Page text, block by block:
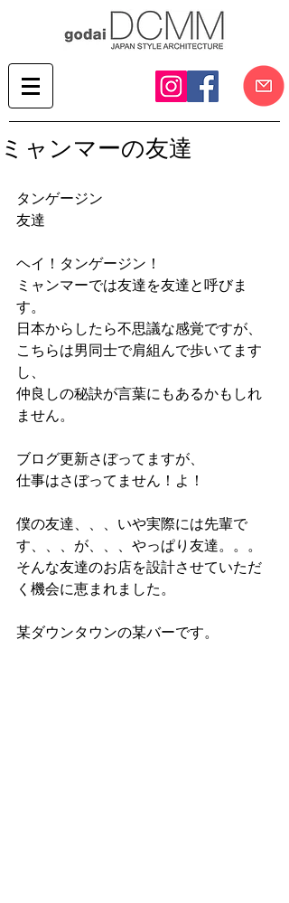
ミャンマーの友達
タンゲージン
友達
ヘイ！タンゲージン！
ミャンマーでは友達を友達と呼びま
す。
日本からしたら不思議な感覚ですが、
こちらは男同士で肩組んで歩いてます
し、
仲良しの秘訣が言葉にもあるかもしれ
ません。
ブログ更新さぼってますが、
仕事はさぼってません！よ！
僕の友達、、、いや実際には先輩で
す、、、が、、、やっぱり友達。。。
そんな友達のお店を設計させていただ
く機会に恵まれました。
某ダウンタウンの某バーです。